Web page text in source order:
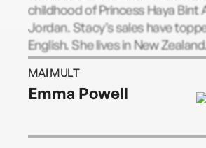
childhood of Princess Haya Bint
Jordan. Stacy’s sales have
English. She lives in New
MAI MULT
Emma Powell